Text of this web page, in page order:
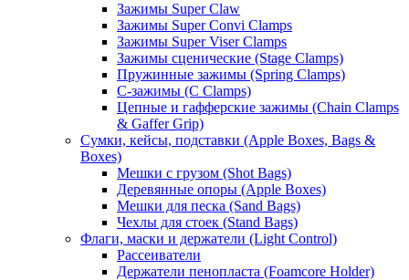
Зажимы Super Claw
Зажимы Super Convi Clamps
Зажимы Super Viser Clamps
Зажимы сценические (Stage Clamps)
Пружинные зажимы (Spring Clamps)
С-зажимы (C Clamps)
Цепные и гафферские зажимы (Chain Clamps
& Gaffer Grip)
Сумки, кейсы, подставки (Apple Boxes, Bags &
Boxes)
Мешки с грузом (Shot Bags)
Деревянные опоры (Apple Boxes)
Мешки для песка (Sand Bags)
Чехлы для стоек (Stand Bags)
Флаги, маски и держатели (Light Control)
Рассеиватели
Держатели пенопласта (Foamcore Holder)